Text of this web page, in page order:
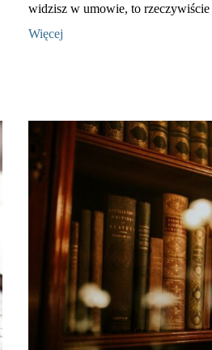
widzisz w umowie, to rzeczywiście
Więcej